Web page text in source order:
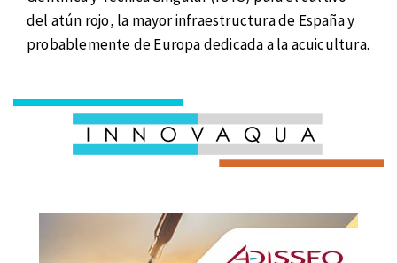
del atún rojo, la mayor infraestructura de España y
probablemente de Europa dedicada a la acuicultura.